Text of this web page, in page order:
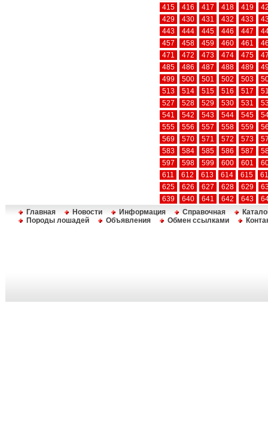
415
416 417 418 419
429
430 431 432 433
443
444 445 446 447
457
458 459 460 461
471
472 473 474 475
485
486 487 488 489
499
500 501 502 503
513
514 515 516 517
527
528 529 530 531
541
542 543 544 545
555
556 557 558 559
569
570 571 572 573
583
584 585 586 587
597
598 599 600 601
611
612 613 614 615
625
626 627 628 629
639
640 641 642 643
Главная
Новости Информация Справочная
Породы лошадей
Объявления Обмен ссылками